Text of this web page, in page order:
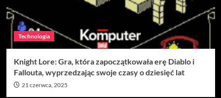
Technologia
Knight Lore: Gra, która zapoczątkowała erę Diablo i
Fallouta, wyprzedzając swoje czasy o dziesięć lat
21 czerwca, 2025